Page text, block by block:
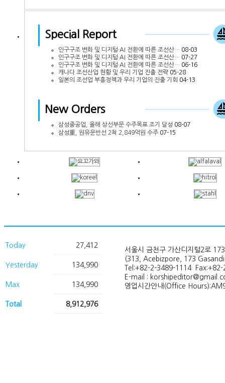
Special Report
인구구조 변화 및 디지털·AI 전환에 따른 조선산… 08-03
인구구조 변화 및 디지털·AI 전환에 따른 조선산… 07-27
인구구조 변화 및 디지털·AI 전환에 따른 조선산… 06-16
캐나다 조선산업 현황 및 우리 기업 진출 전략 05-28
일본의 조선업 부흥정책과 우리 기업의 진출 기회 04-13
New Orders
삼성중공업, 올해 상선부문 수주목표 조기 달성 08-07
삼성重, 원유운반선 2척 2,849억원 수주 07-15
Today 27,412
Yesterday 134,990
Max 134,990
Total 8,912,976
서울시 금천구 가산디지털2로
(313, Acebizpore, 173
Tel:+82-2-3489-1114
E-mail :
영업시간안내(Office